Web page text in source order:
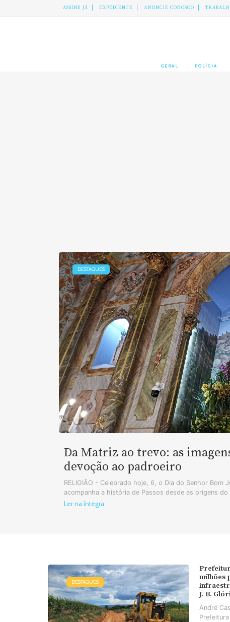
ASSINE JÁ EXPEDIENTE ANUNCIE CONOSCO
GERAL POLÍCIA
DESTAQUES
Da Matriz ao trevo: as
devoção ao padroeiro
RELIGIÃO - Celebrado hoje, 6, o Dia do Senhor Bom
acompanha a história de Passos desde as origens
Ler na íntegra
DESTAQUES
milhões
J. B.
André